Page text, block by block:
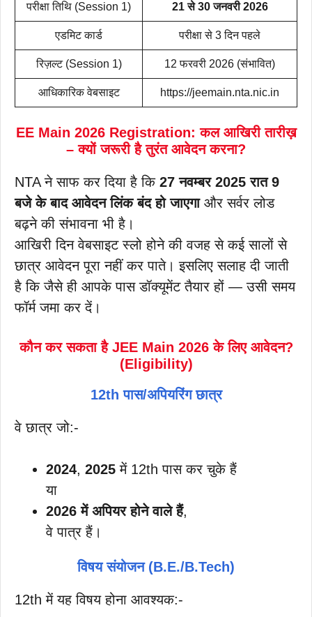
परीक्षा तिथि (Session 1) 21 से 30 जनवरी 2026
एडमिट कार्ड परीक्षा से 3 दिन पहले
रिज़ल्ट (Session 1) 12 फरवरी 2026 (संभावित)
आधिकारिक वेबसाइट https://jeemain.nta.nic.in
EE Main 2026 Registration: कल आखिरी तारीख़
– क्यों जरूरी है तुरंत आवेदन करना?
NTA ने साफ कर दिया है कि 27 नवम्बर 2025 रात 9
बजे के बाद आवेदन लिंक बंद हो जाएगाऔर सर्वर लोड
बढ़ने की संभावना भी है।
आखिरी दिन वेबसाइट स्लो होने की वजह से कई सालों से
छात्र आवेदन पूरा नहीं कर पाते। इसलिए सलाह दी जाती
है कि जैसे ही आपके पास डॉक्यूमेंट तैयार हों — उसी समय
फॉर्म जमा कर दें।
कौन कर सकता है JEE Main 2026 के लिए आवेदन?
(Eligibility)
12th पास/अपियरिंग छात्र
वे छात्र जो:-
2024, 2025 में 12th पास कर चुके हैं
या
2026 में अपियर होने वाले हैं,
वे पात्र हैं।
विषय संयोजन (B.E./B.Tech)
12th में यह विषय होना आवश्यक:-